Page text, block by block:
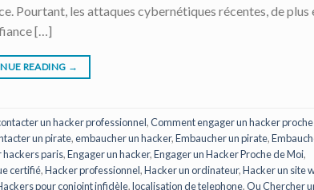
Pourtant, les attaques cybernétiques récentes, de plus
[…]
READING →
un hacker professionnel,Comment engager un hacker
un pirate,embaucher un hacker,Embaucher un pirate,
hackers paris,Engager un hacker,Engager un Hacker Proche de Moi,
certifié,Hacker professionnel,Hacker un ordinateur,Hacker un site
pour conjoint infidèle,localisation de telephone,Ou Chercher